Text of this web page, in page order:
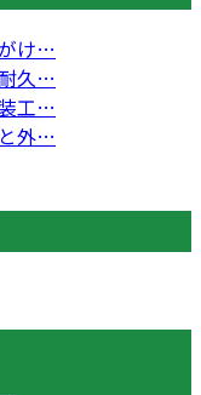
け…
久…
工…
外…